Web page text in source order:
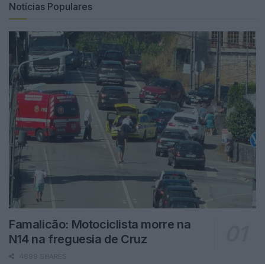
Notícias Populares
Famalicão: Motociclista morre na
N14 na freguesia de Cruz
4699 SHARES